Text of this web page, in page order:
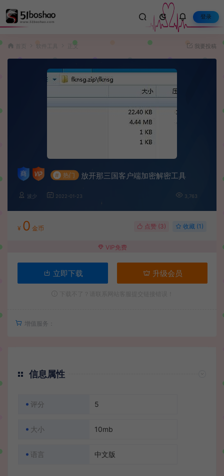
登录
软件工具 正文 我要投稿
# 热门 放开那三国客户端加密解密工具
波少 2022-01-23 3,763
¥ 0 金币 点赞 (3) 收藏 (1)
VIP免费
立即下载 升级会员
增值服务：
信息属性
评分 5
大小 10mb
语言 中文版